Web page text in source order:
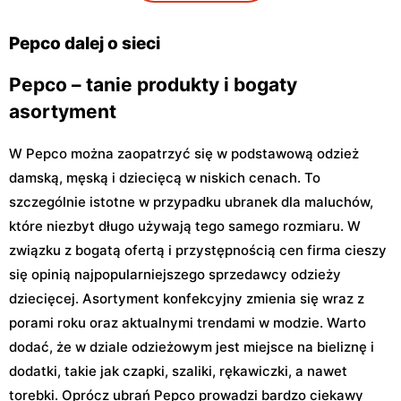
Edukacji Narodowej 85
Pepco dalej o sieci
Pepco – tanie produkty i bogaty
asortyment
W Pepco można zaopatrzyć się w podstawową odzież
damską, męską i dziecięcą w niskich cenach. To
szczególnie istotne w przypadku ubranek dla maluchów,
które niezbyt długo używają tego samego rozmiaru. W
związku z bogatą ofertą i przystępnością cen firma cieszy
się opinią najpopularniejszego sprzedawcy odzieży
dziecięcej. Asortyment konfekcyjny zmienia się wraz z
porami roku oraz aktualnymi trendami w modzie. Warto
dodać, że w dziale odzieżowym jest miejsce na bieliznę i
dodatki, takie jak czapki, szaliki, rękawiczki, a nawet
torebki. Oprócz ubrań Pepco prowadzi bardzo ciekawy